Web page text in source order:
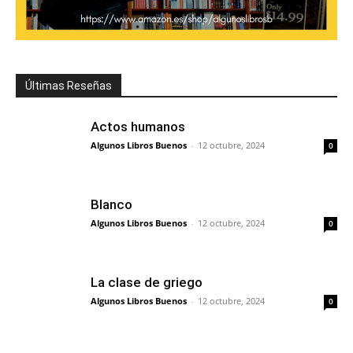
Últimas Reseñas
Actos humanos
Algunos Libros Buenos - 12 octubre, 2024 0
Blanco
Algunos Libros Buenos - 12 octubre, 2024 0
La clase de griego
Algunos Libros Buenos - 12 octubre, 2024 0